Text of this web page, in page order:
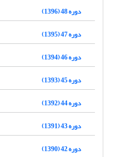
دوره 48 (1396)
دوره 47 (1395)
دوره 46 (1394)
دوره 45 (1393)
دوره 44 (1392)
دوره 43 (1391)
دوره 42 (1390)